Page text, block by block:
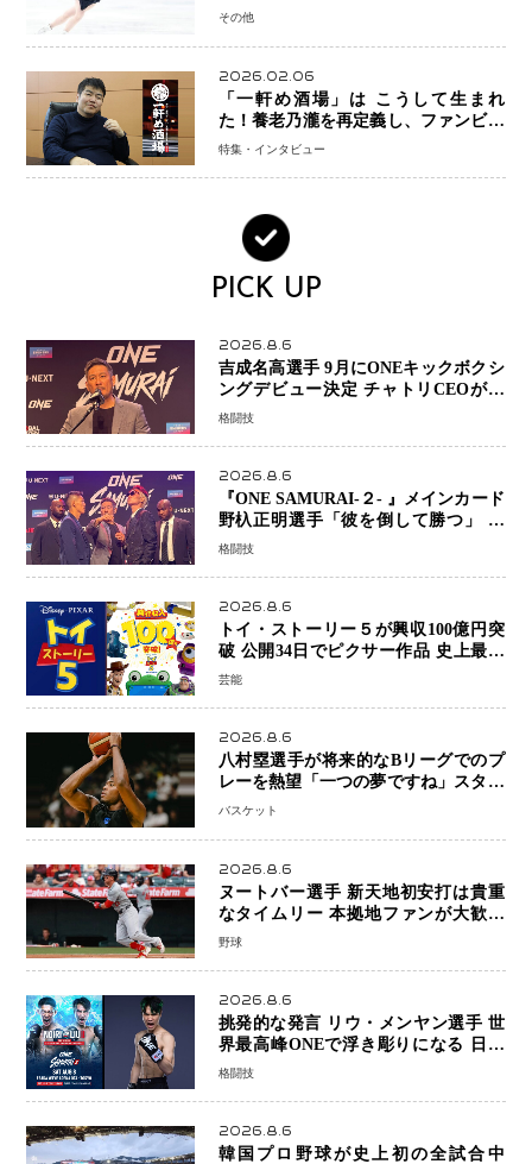
手権欠場を発表「安全最優先の判断」
その他
2026.02.06
「一軒め酒場」は こうして生まれ
た！養老乃瀧を再定義し、ファンビジ
ネスへ─養老乃瀧100％子会社・
る“地道な再発明”の経営哲学
特集・インタビュー
PICK UP
2026.8.6
吉成名高選手 9月にONEキックボクシ
ングデビュー決定 チャトリCEOがサ
プライズ発表 2カ月連続参戦へ
格闘技
2026.8.6
『ONE SAMURAI-２- 』メインカード
野杁正明選手「彼を倒して勝つ」 リ
ウ・メンヤンとの因縁に決着へ 再起
格闘技
2026.8.6
トイ・ストーリー５が興収100億円突
破 公開34日でピクサー作品 史上最速
日本歴代シリーズ最高更新も目前
芸能
2026.8.6
八村塁選手が将来的なBリーグでのプ
レーを熱望「一つの夢ですね」スター
帰還がリーグ価値を押し上げる可能性
バスケット
2026.8.6
ヌートバー選手 新天地初安打は貴重
なタイムリー 本拠地ファンが大歓声
笑顔で歓喜
野球
2026.8.6
挑発的な発言 リウ・メンヤン選手 世
界最高峰ONEで浮き彫りになる 日本
キックボクシングが直面する“技術
格闘技
2026.8.6
韓国プロ野球が史上初の全試合中